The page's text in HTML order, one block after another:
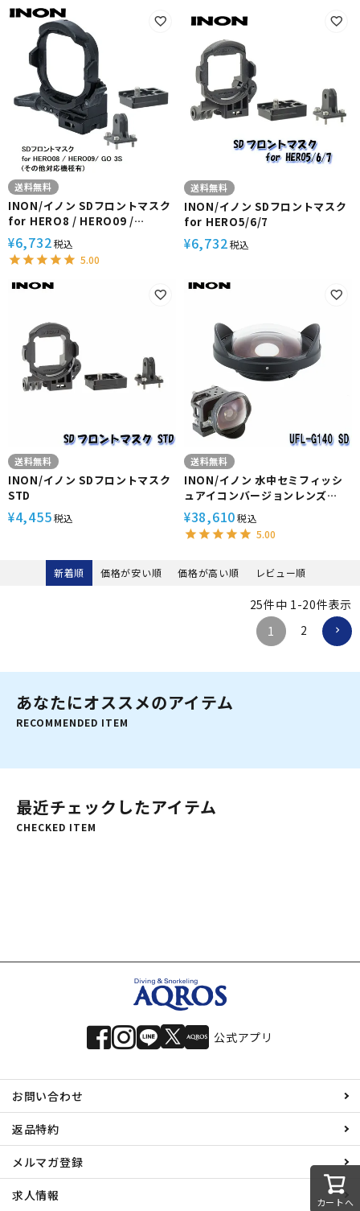
送料無料
INON/イノン SDフロントマスク
for HERO8 / HERO09 /
Insta360 GO 3S
¥6,732税込
5.00
送料無料
INON/イノン SDフロントマスク
for HERO5/6/7
¥6,732税込
送料無料
INON/イノン SDフロントマスク
STD
¥4,455税込
送料無料
INON/イノン 水中セミフィッシ
ュアイコンバージョンレンズ
【UFL-G140 SD】
[703360230000]
¥38,610税込
5.00
新着順 価格が安い順 価格が高い順 レビュー順
25件中 1 -20件表示
1
2
あなたにオススメのアイテム
RECOMMENDED ITEM
最近チェックしたアイテム
CHECKED ITEM
カートへ
公式アプリ
お問い合わせ
返品特約
メルマガ登録
求人情報